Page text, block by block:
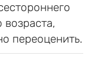
переоценить.